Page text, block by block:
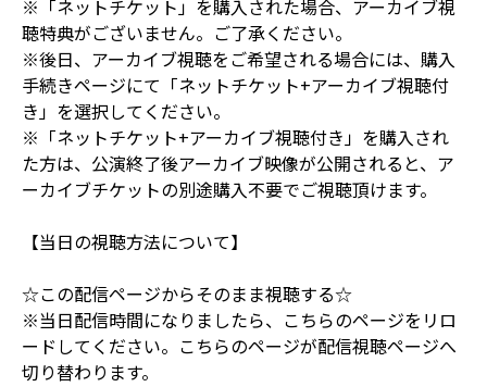
※「ネットチケット」を購入された場合、アーカイブ視
聴特典がございません。ご了承ください。
※後日、アーカイブ視聴をご希望される場合には、購入
手続きページにて「ネットチケット+アーカイブ視聴付
き」を選択してください。
※「ネットチケット+アーカイブ視聴付き」を購入され
た方は、公演終了後アーカイブ映像が公開されると、ア
ーカイブチケットの別途購入不要でご視聴頂けます。
【当日の視聴方法について】
☆この配信ページからそのまま視聴する☆
※当日配信時間になりましたら、こちらのページをリロ
ードしてください。こちらのページが配信視聴ページへ
切り替わります。